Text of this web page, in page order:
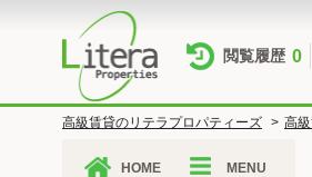
閲覧履歴 0
高級賃貸のリテラプロパティーズ > 高
HOME MENU